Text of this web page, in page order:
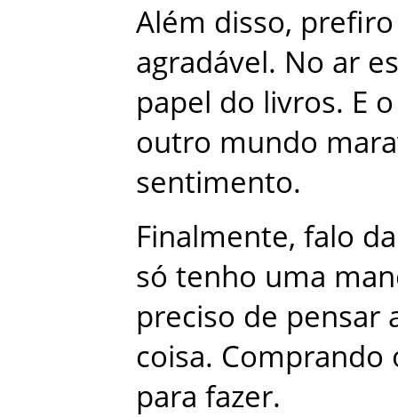
Além disso, prefiro
agradável. No ar
papel do livros. E o
outro mundo
sentimento.
Finalmente, falo da
só tenho uma
preciso de pensar
coisa. Comprando
para fazer.